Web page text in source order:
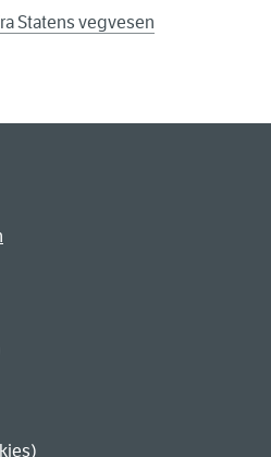
Statens vegvesen